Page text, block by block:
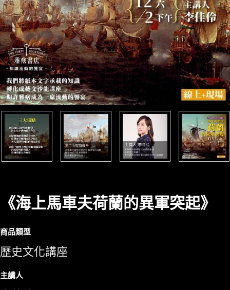
《海上馬車夫荷蘭的異軍突起》
商品類型
歷史文化講座
主講人